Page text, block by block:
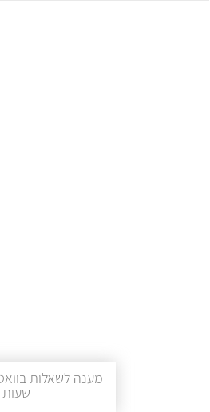
מענה לשאלות
שעות